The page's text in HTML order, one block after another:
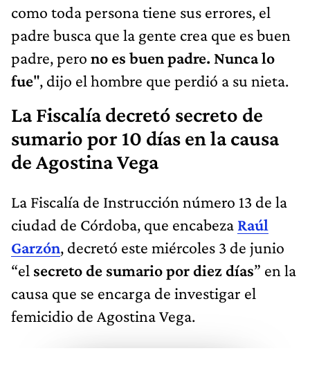
como toda persona tiene sus errores, el
padre busca que la gente crea que es buen
padre, pero no es buen padre. Nunca lo
fue", dijo el hombre que perdió a su nieta.
La Fiscalía decretó secreto de
sumario por 10 días en la causa
de Agostina Vega
La Fiscalía de Instrucción número 13 de la
ciudad de Córdoba, que encabeza Raúl
Garzón, decretó este miércoles 3 de junio
“el secreto de sumario por diez días” en la
causa que se encarga de investigar el
femicidio de Agostina Vega.